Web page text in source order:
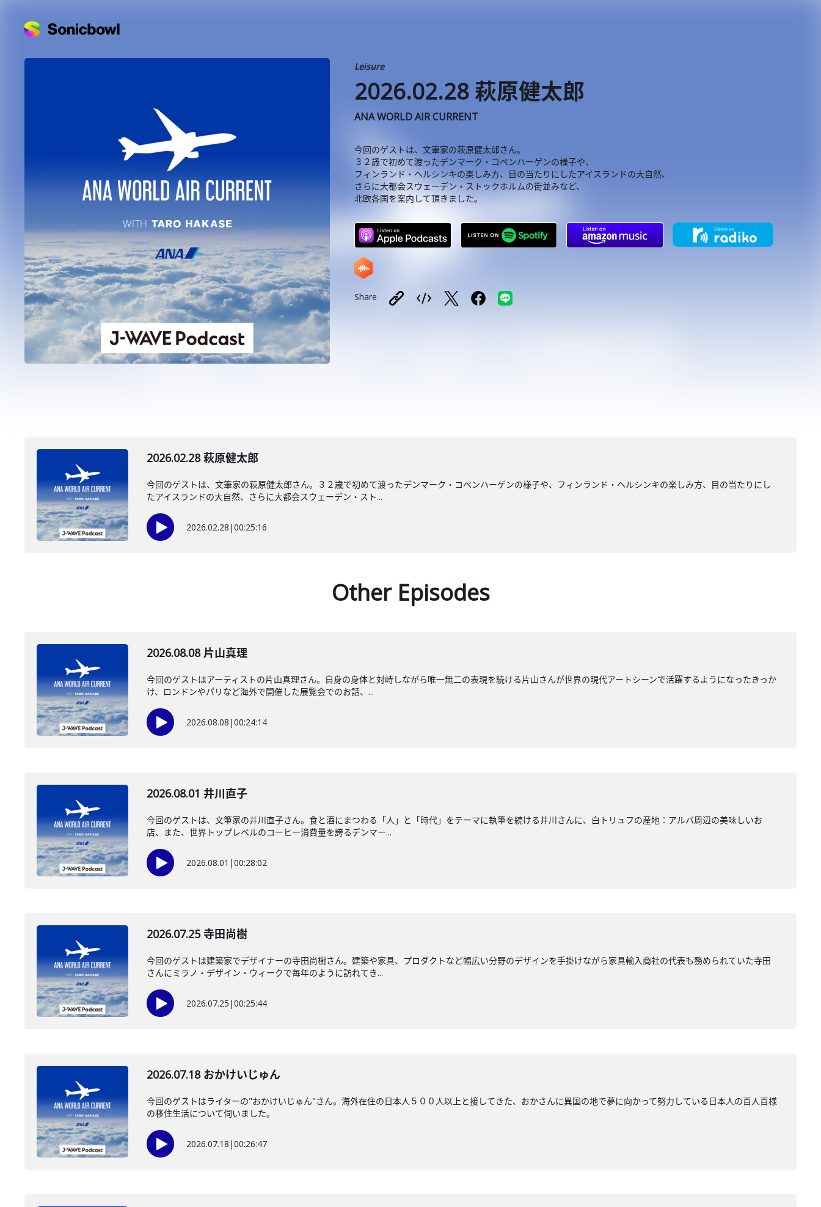
Leisure
2026.02.28 萩原健太郎
ANA WORLD AIR CURRENT
今回のゲストは、文筆家の萩原健太郎さん。
３２歳で初めて渡ったデンマーク・コペンハーゲンの様子や、
フィンランド・ヘルシンキの楽しみ方、目の当たりにしたアイスランドの大自然、
さらに大都会スウェーデン・ストックホルムの街並みなど、
北欧各国を案内して頂きました。
Share
2026.02.28 萩原健太郎
今回のゲストは、文筆家の萩原健太郎さん。３２歳で初めて渡ったデンマーク・コペンハーゲンの様子や、フィンランド・ヘルシンキの楽しみ方、目の当たりにし
たアイスランドの大自然、さらに大都会スウェーデン・スト...
2026.02.28 |00:25:16
Other Episodes
2026.08.08 片山真理
今回のゲストはアーティストの片山真理さん。自身の身体と対峙しながら唯一無二の表現を続ける片山さんが世界の現代アートシーンで活躍するようになったきっか
け、ロンドンやパリなど海外で開催した展覧会でのお話、...
2026.08.08 |00:24:14
2026.08.01 井川直子
今回のゲストは、文筆家の井川直子さん。食と酒にまつわる「人」と「時代」をテーマに執筆を続ける井川さんに、白トリュフの産地：アルバ周辺の美味しいお
店、また、世界トップレベルのコーヒー消費量を誇るデンマー...
2026.08.01 |00:28:02
2026.07.25 寺田尚樹
今回のゲストは建築家でデザイナーの寺田尚樹さん。建築や家具、プロダクトなど幅広い分野のデザインを手掛けながら家具輸入商社の代表も務められていた寺田
さんにミラノ・デザイン・ウィークで毎年のように訪れてき...
2026.07.25 |00:25:44
2026.07.18 おかけいじゅん
今回のゲストはライターの"おかけいじゅん"さん。海外在住の日本人５００人以上と接してきた、おかさんに異国の地で夢に向かって努力している日本人の百人百様
の移住生活について伺いました。
2026.07.18 |00:26:47